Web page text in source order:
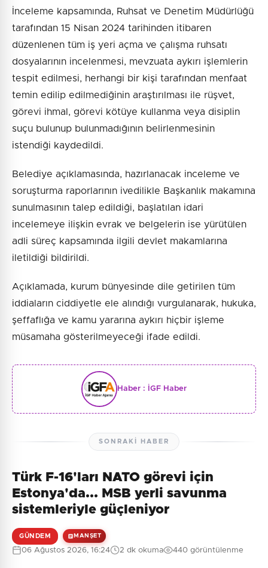
İnceleme kapsamında, Ruhsat ve Denetim Müdürlüğü
tarafından 15 Nisan 2024 tarihinden itibaren
düzenlenen tüm iş yeri açma ve çalışma ruhsatı
dosyalarının incelenmesi, mevzuata aykırı işlemlerin
tespit edilmesi, herhangi bir kişi tarafından menfaat
temin edilip edilmediğinin araştırılması ile rüşvet,
görevi ihmal, görevi kötüye kullanma veya disiplin
suçu bulunup bulunmadığının belirlenmesinin
istendiği kaydedildi.
Belediye açıklamasında, hazırlanacak inceleme ve
soruşturma raporlarının ivedilikle Başkanlık makamına
sunulmasının talep edildiği, başlatılan idari
incelemeye ilişkin evrak ve belgelerin ise yürütülen
adli süreç kapsamında ilgili devlet makamlarına
iletildiği bildirildi.
Açıklamada, kurum bünyesinde dile getirilen tüm
iddiaların ciddiyetle ele alındığı vurgulanarak, hukuka,
şeffaflığa ve kamu yararına aykırı hiçbir işleme
müsamaha gösterilmeyeceği ifade edildi.
Haber : İGF Haber
SONRAKI HABER
Türk F-16'ları NATO görevi için
Estonya'da... MSB yerli savunma
sistemleriyle güçleniyor
GÜNDEM MANŞET
06 Ağustos 2026, 16:24 2 dk okuma 440 görüntülenme